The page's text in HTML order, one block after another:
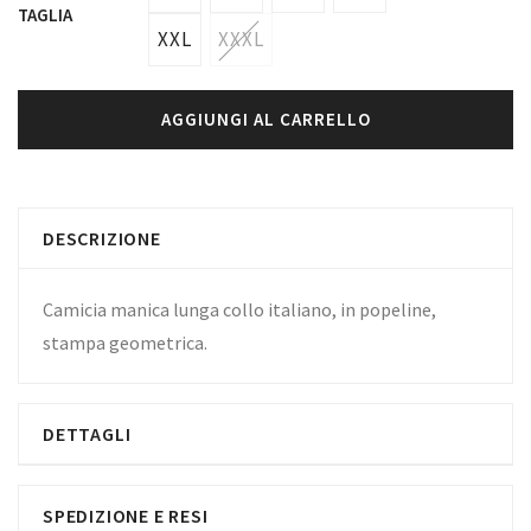
TAGLIA
XXL XXXL
AGGIUNGI AL CARRELLO
DESCRIZIONE
Camicia manica lunga collo italiano, in popeline,
stampa geometrica.
DETTAGLI
SPEDIZIONE E RESI